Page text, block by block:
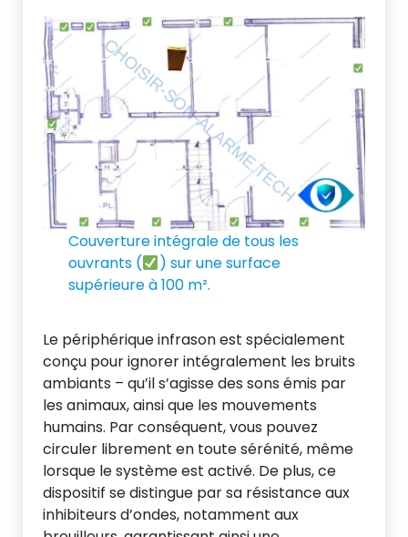
Couverture intégrale de tous les
ouvrants (
) sur une surface
supérieure à 100 m².
Le périphérique infrason est spécialement
conçu pour ignorer intégralement les bruits
ambiants – qu’il s’agisse des sons émis par
les animaux, ainsi que les mouvements
humains. Par conséquent, vous pouvez
circuler librement en toute sérénité, même
lorsque le système est activé. De plus, ce
dispositif se distingue par sa résistance aux
inhibiteurs d’ondes, notamment aux